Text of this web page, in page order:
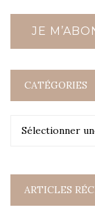
CATÉGORIES
Sélectionner
Catégories
ARTICLES